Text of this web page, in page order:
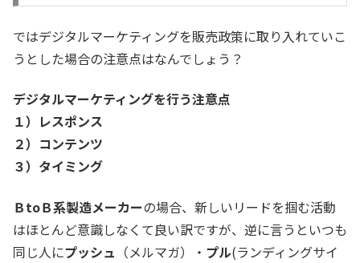
ではデジタルマーケティングを販売政策に取り入れていこ
うとした場合の注意点はなんでしょう？
デジタルマーケティングを行う注意点
１）レスポンス
２）コンテンツ
３）タイミング
ＢtoＢ系製造メーカーの場合、新しいリードを掴む活動
はほとんど意識しなくて良い訳ですが、逆に言うといつも
同じ人にプッシュ （メルマガ）・ プル(ランディングサイ